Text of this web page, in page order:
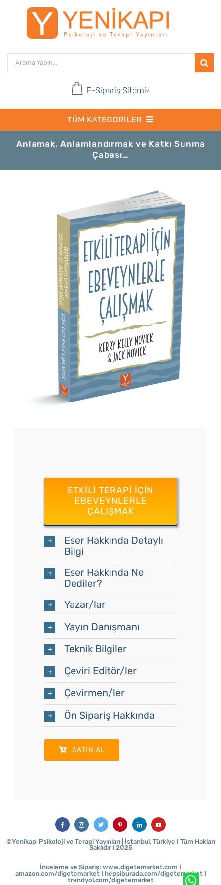
Search
E-Sipariş Sitemiz
TÜM KATEGORİLER
Ana Sayfa
Psikoloji ve Terapi Yayınları
Yenilenme Buluşmaları
Anlamak, Anlamlandırmak ve Katkı Sunma
Çabası…
ETKILI TERAPI İÇIN
EBEVEYNLERLE
ÇALIŞMAK
Eser Hakkında Detaylı
Bilgi
Eser Hakkında Ne
Dediler?
Yazar/lar
Yayın Danışmanı
Teknik Bilgiler
Çeviri Editör/ler
Çevirmen/ler
Ön Sipariş Hakkında
SATIN AL
©Yenikapı Psikoloji ve Terapi Yayınları | İstanbul, Türkiye I Tüm Hakları
Saklıdır I 2025
İnceleme ve Sipariş: www.digetemarket.com I
amazon.com/digetemarket I hepsiburada.com/digetemarket I
trendyol.com/digetemarket